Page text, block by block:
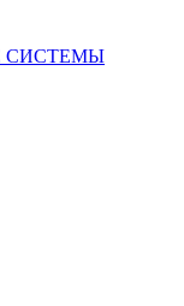
СИСТЕМЫ